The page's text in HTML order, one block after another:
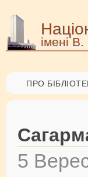
імені
ПРО
5